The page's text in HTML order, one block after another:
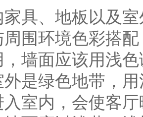
家具、地板以及
周围环境色彩搭
，墙面应该用浅
外是绿色地带，
入室内，会使客